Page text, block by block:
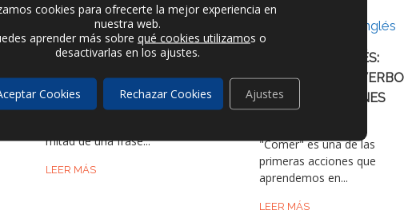
EL VERBO "DECIR" EN
INGLÉS: CUÁNDO USAR
"SAY" O "TELL"
mitad de una frase...
LEER MÁS
COMER EN INGLÉS:
CÓMO USAR EL VERBO
EAT Y EXPRESIONES
"Comer" es una de las
primeras acciones que
aprendemos en...
LEER MÁS
cookies para ofrecerte la mejor experiencia en
nuestra web.
aprender más sobre qué cookies utilizamos o
desactivarlas en los ajustes.
Cookies Rechazar Cookies Ajustes Cerrar el banner